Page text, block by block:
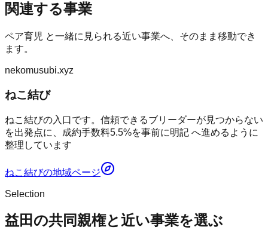
関連する事業
ペア育児 と一緒に見られる近い事業へ、そのまま移動でき
ます。
nekomusubi.xyz
ねこ結び
ねこ結びの入口です。信頼できるブリーダーが見つからない
を出発点に、成約手数料5.5%を事前に明記 へ進めるように
整理しています
ねこ結びの地域ページ
Selection
益田の共同親権と近い事業を選ぶ